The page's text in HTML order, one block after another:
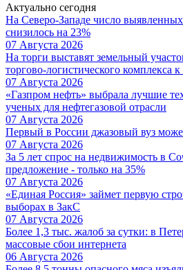
Актуально сегодня
На Северо-Западе число
снизилось на 23%
07 Августа 2026
На торги выставят земельный
торгово-логистического комплекса
07 Августа 2026
«Газпром нефть» выбрала лучшие
ученых для нефтегазовой отрасли
07 Августа 2026
Первый в России джазовый вуз
07 Августа 2026
За 5 лет спрос на недвижимость в
предложение - только на 35%
07 Августа 2026
«Единая Россия» займет первую
выборах в ЗакС
07 Августа 2026
Более 1,3 тыс. жалоб за сутки: в
массовые сбои интернета
06 Августа 2026